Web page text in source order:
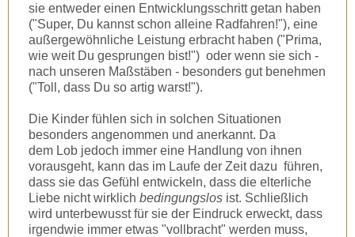
sie entweder einen Entwicklungsschritt getan haben
("Super, Du kannst schon alleine Radfahren!"), eine
außergewöhnliche Leistung erbracht haben ("Prima,
wie weit Du gesprungen bist!") oder wenn sie sich -
nach unseren Maßstäben - besonders gut benehmen
("Toll, dass Du so artig warst!").
Die Kinder fühlen sich in solchen Situationen
besonders angenommen und anerkannt. Da
dem Lob jedoch immer eine Handlung von ihnen
vorausgeht, kann das im Laufe der Zeit dazu führen,
dass sie das Gefühl entwickeln, dass die elterliche
Liebe nicht wirklich bedingungslos ist. Schließlich
wird unterbewusst für sie der Eindruck erweckt, dass
irgendwie immer etwas "vollbracht" werden muss,